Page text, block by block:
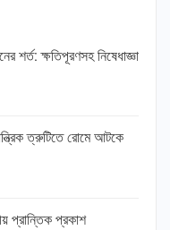
শর্ত: ক্ষতিপূরণসহ নিষেধাজ্ঞা
ত্রুটিতে রোমে আটকে
প্রান্তিক প্রকাশ